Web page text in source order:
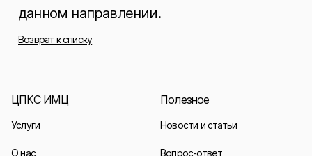
данном направлении.
Возврат к списку
ЦПКС ИМЦ
Услуги
О нас
Полезное
Новости и статьи
Вопрос-ответ